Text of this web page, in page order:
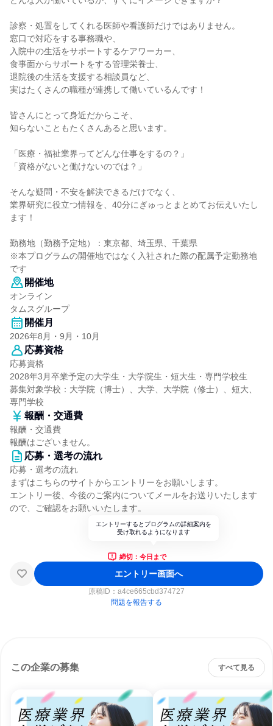
診察・処置をしてくれる医師や看護師だけではありません。
窓口で対応をする事務職や、
入院中の生活をサポートするケアワーカー、
食事面からサポートをする管理栄養士、
退院後の生活を支援する相談員など、
実はたくさんの職種が連携して働いているんです！
皆さんにとって身近だからこそ、
知らないこともたくさんあると思います。
「医療・福祉業界ってどんな仕事をするの？」
「資格がないと働けないのでは？」
そんな疑問・不安を解決できるだけでなく、
業界研究に役立つ情報を、40分にぎゅっとまとめてお伝えいたし
ます！
勤務地（勤務予定地）：東京都、埼玉県、千葉県
※本プログラムの開催地ではなく入社された際の配属予定勤務地
です
開催地
オンライン
タムスグループ
開催月
2026年8月・9月・10月
応募資格
応募資格
2028年3月卒業予定の大学生・大学院生・短大生・専門学校生
募集対象学校：大学院（博士）、大学、大学院（修士）、短大、
専門学校
報酬・交通費
報酬・交通費
報酬はございません。
応募・選考の流れ
応募・選考の流れ
まずはこちらのサイトからエントリーをお願いします。
エントリー後、今後のご案内についてメールをお送りいたします
ので、ご確認をお願いいたします。
エントリーするとプログラムの詳細案内を
受け取れるようになります
締切：今日まで
エントリー画面へ
原稿ID： a4ce665cbd374727
問題を報告する
この企業の募集 すべて見る